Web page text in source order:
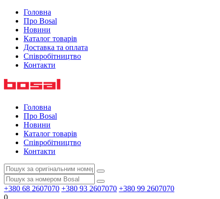
Головна
Про Bosal
Новини
Каталог товарів
Доставка та оплата
Співробітництво
Контакти
Головна
Про Bosal
Новини
Каталог товарів
Співробітництво
Контакти
+380 68 2607070 +380 93 2607070 +380 99 2607070
0